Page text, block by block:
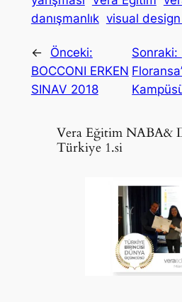
danışmanlık visual design
←
Önceki:
BOCCONI ERKEN
SINAV 2018
Sonraki:
Vera Eğitim NABA&
Türkiye 1.si